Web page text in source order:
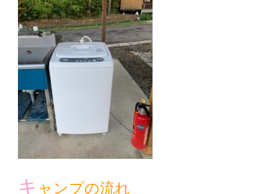
キ ャンプの流れ